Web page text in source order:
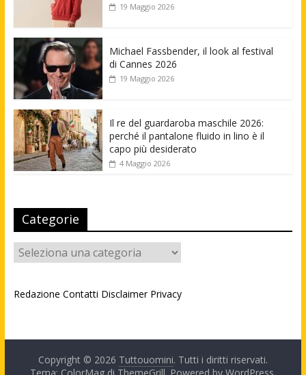
19 Maggio 2026
Michael Fassbender, il look al festival
di Cannes 2026
19 Maggio 2026
Il re del guardaroba maschile 2026:
perché il pantalone fluido in lino è il
capo più desiderato
4 Maggio 2026
Categorie
Categorie
Redazione Contatti Disclaimer Privacy
Copyright © 2026 Tuttouomini. Tutti i diritti riservati.